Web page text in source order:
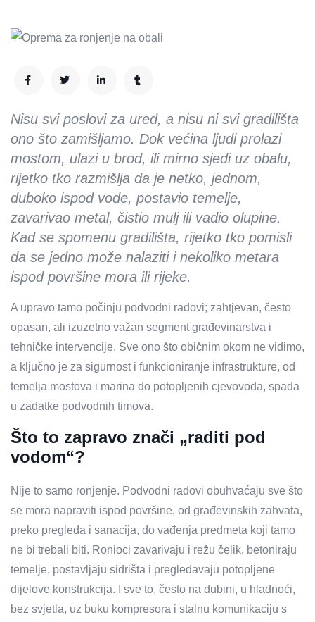
Nisu svi poslovi za ured, a nisu ni svi gradilišta
ono što zamišljamo. Dok većina ljudi prolazi
mostom, ulazi u brod, ili mirno sjedi uz obalu,
rijetko tko razmišlja da je netko, jednom,
duboko ispod vode, postavio temelje,
zavarivao metal, čistio mulj ili vadio olupine.
Kad se spomenu gradilišta, rijetko tko pomisli
da se jedno može nalaziti i nekoliko metara
ispod površine mora ili rijeke.
A upravo tamo počinju podvodni radovi; zahtjevan, često
opasan, ali izuzetno važan segment građevinarstva i
tehničke intervencije. Sve ono što običnim okom ne vidimo,
a ključno je za sigurnost i funkcioniranje infrastrukture, od
temelja mostova i marina do potopljenih cjevovoda, spada
u zadatke podvodnih timova.
Što to zapravo znači „raditi pod
vodom“?
Nije to samo ronjenje. Podvodni radovi obuhvaćaju sve što
se mora napraviti ispod površine, od građevinskih zahvata,
preko pregleda i sanacija, do vađenja predmeta koji tamo
ne bi trebali biti. Ronioci zavarivaju i režu čelik, betoniraju
temelje, postavljaju sidrišta i pregledavaju potopljene
dijelove konstrukcija. I sve to, često na dubini, u hladnoći,
bez svjetla, uz buku kompresora i stalnu komunikaciju s